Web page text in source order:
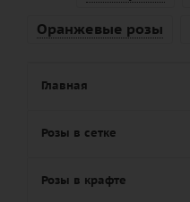
Оранжевые розы
Главная
Розы в сетке
Розы в крафте